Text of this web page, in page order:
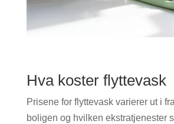
Hva koster flyttevask
Prisene for flyttevask varierer ut i
boligen og hvilken ekstratjenester